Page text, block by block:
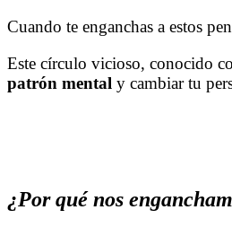
Cuando te enganchas a estos
Este círculo vicioso, conocido
patrón mental y cambiar tu
¿Por qué nos